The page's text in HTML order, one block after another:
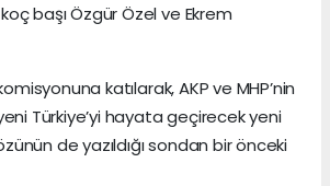
başı Özgür Özel ve Ekrem
katılarak, AKP ve MHP’nin
Türkiye’yi hayata geçirecek yeni
de yazıldığı sondan bir önceki